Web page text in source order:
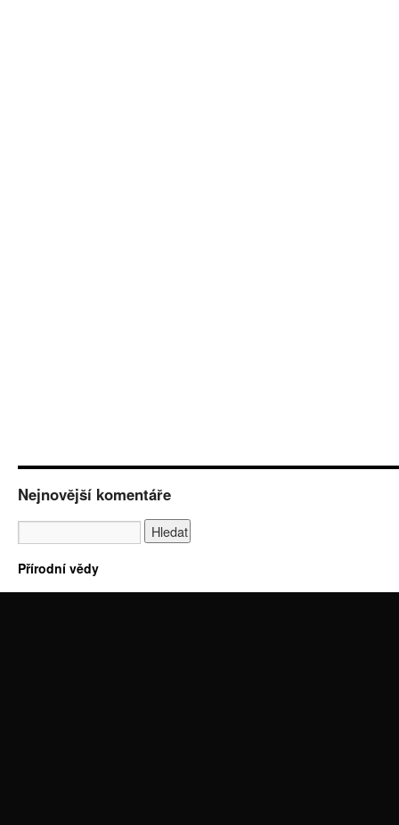
Nejnovější komentáře
Přírodní vědy